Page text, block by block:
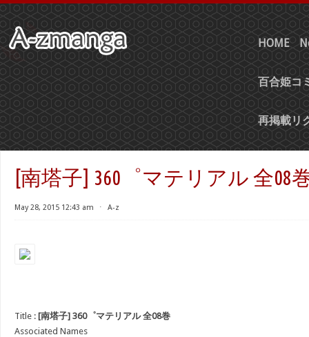
HOME
百合姫コ
再掲載リ
[南塔子] 360゜マテリアル 全08
May 28, 2015 12:43 am ⋅ A-z
Title : [南塔子] 360゜マテリアル 全08巻
Associated Names